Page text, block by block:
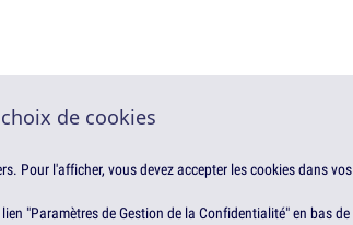
de cookies
Pour l'afficher, vous devez accepter les cookies dans vos
"Paramètres de Gestion de la Confidentialité" en bas de